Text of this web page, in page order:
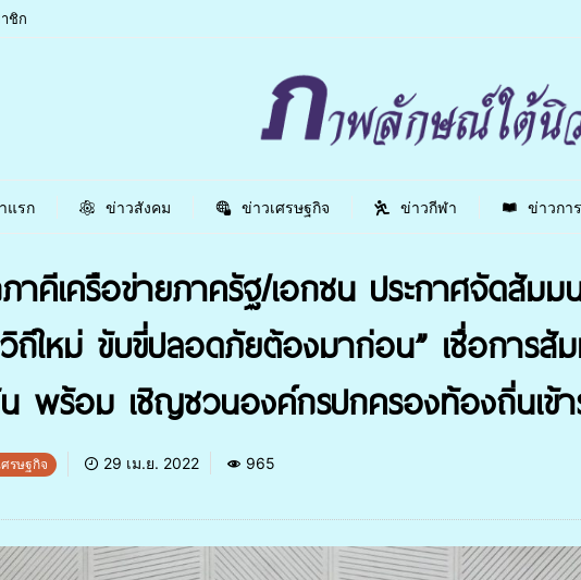
ชิก
แรก ข่าวสังคม ข่าวเศรษฐกิจ ข่าวกีฬา ข่าวกา
คีเครือข่ายภาครัฐ/เอกชน ประกาศจัดสัม
ถีใหม่ ขับขี่ปลอดภัยต้องมาก่อน” เชื่อการสั
พร้อม เชิญชวนองค์กรปกครองท้องถิ่นเข้
รษฐกิจ 29 เม.ย. 2022 965